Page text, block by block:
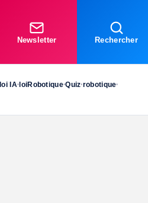
Newsletter Rechercher
loi IA• loiRobotique•Quiz•robotique•